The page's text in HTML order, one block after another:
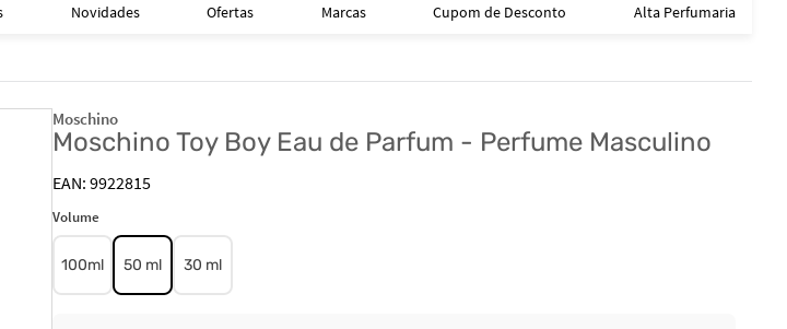
Novidades Ofertas Marcas Cupom de Desconto Alta Perfumaria
Moschino
Moschino Toy Boy Eau de Parfum - Perfume Masculino
9922815
Volume
100ml 50 ml 30 ml